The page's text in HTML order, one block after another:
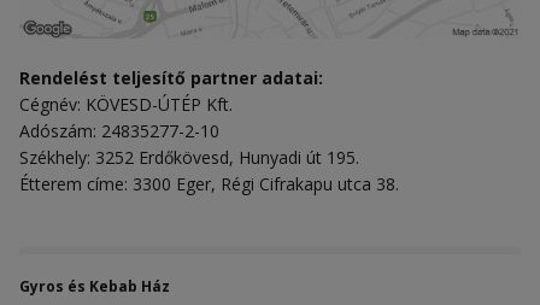
Rendelést teljesítő partner adatai:
Cégnév: KÖVESD-ÚTÉP Kft.
Adószám: 24835277-2-10
Székhely: 3252 Erdőkövesd, Hunyadi út 195.
Étterem címe: 3300 Eger, Régi Cifrakapu utca 38.
Gyros és Kebab Ház